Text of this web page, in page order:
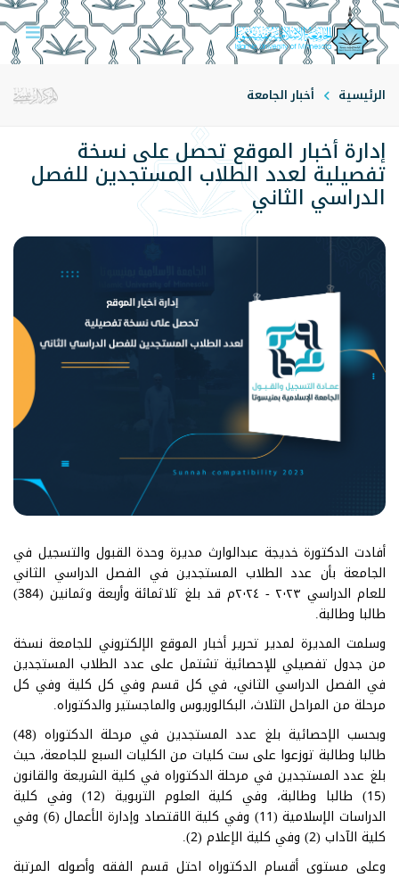
الرئيسية أخبار الجامعة
إدارة أخبار الموقع تحصل على نسخة
تفصيلية لعدد الطلاب المستجدين للفصل
الدراسي الثاني
أفادت الدكتورة خديجة عبدالوارث مديرة وحدة القبول والتسجيل في
الجامعة بأن عدد الطلاب المستجدين في الفصل الدراسي الثاني
للعام الدراسي ٢٠٢٣ - ٢٠٢٤م قد بلغ ثلاثمائة وأربعة وثمانين (384)
طالبا وطالبة.
وسلمت المديرة لمدير تحرير أخبار الموقع الإلكتروني للجامعة نسخة
من جدول تفصيلي للإحصائية تشتمل على عدد الطلاب المستجدين
في الفصل الدراسي الثاني، في كل قسم وفي كل كلية وفي كل
مرحلة من المراحل الثلاث، البكالوريوس والماجستير والدكتوراه.
وبحسب الإحصائية بلغ عدد المستجدين في مرحلة الدكتوراه (48)
طالبا وطالبة توزعوا على ست كليات من الكليات السبع للجامعة، حيث
بلغ عدد المستجدين في مرحلة الدكتوراه في كلية الشريعة والقانون
(15) طالبا وطالبة، وفي كلية العلوم التربوية (12) وفي كلية
الدراسات الإسلامية (11) وفي كلية الاقتصاد وإدارة الأعمال (6) وفي
كلية الآداب (2) وفي كلية الإعلام (2).
وعلى مستوى أقسام الدكتوراه احتل قسم الفقه وأصوله المرتبة